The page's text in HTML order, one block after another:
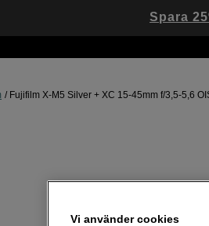
Fujifilm X-M5 Silver + XC 15-45mm f/3,5-5,6
Spara
Vi använder cookies